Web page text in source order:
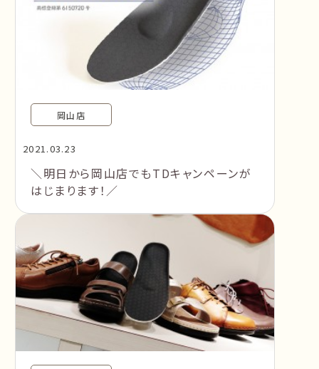
岡山店
2021.03.23
＼明日から岡山店でもTDキャンペーンが
はじまります！／